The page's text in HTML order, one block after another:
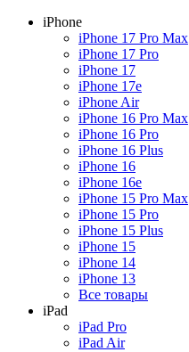
iPhone
iPhone 17 Pro Max
iPhone 17 Pro
iPhone 17
iPhone 17e
iPhone Air
iPhone 16 Pro Max
iPhone 16 Pro
iPhone 16 Plus
iPhone 16
iPhone 16e
iPhone 15 Pro Max
iPhone 15 Pro
iPhone 15 Plus
iPhone 15
iPhone 14
iPhone 13
Все товары
iPad
iPad Pro
iPad Air